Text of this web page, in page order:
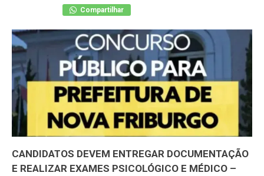
Compartilhar
CANDIDATOS DEVEM ENTREGAR DOCUMENTAÇÃO
E REALIZAR EXAMES PSICOLÓGICO E MÉDICO –